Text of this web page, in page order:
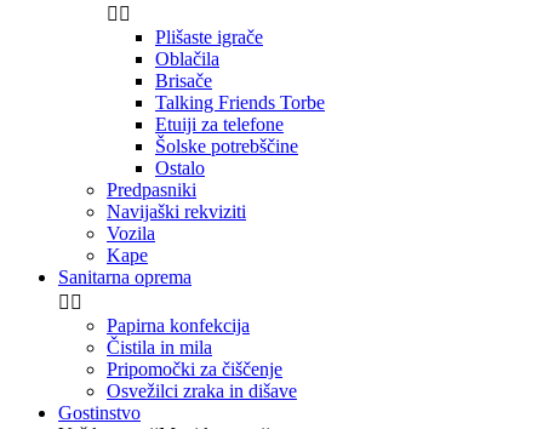
 
Plišaste igrače
Oblačila
Brisače
Talking Friends Torbe
Etuiji za telefone
Šolske potrebščine
Ostalo
Predpasniki
Navijaški rekviziti
Vozila
Kape
Sanitarna oprema
 
Papirna konfekcija
Čistila in mila
Pripomočki za čiščenje
Osvežilci zraka in dišave
Gostinstvo